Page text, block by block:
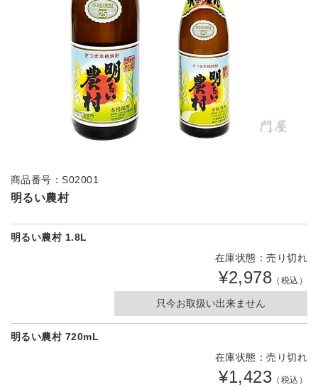
商品番号：S02001
明るい農村
明るい農村 1.8L
在庫状態：売り切れ
¥2,978 （税込）
只今お取扱い出来ません
明るい農村 720mL
在庫状態：売り切れ
¥1,423 （税込）